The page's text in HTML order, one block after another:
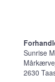
Sunrise
2630